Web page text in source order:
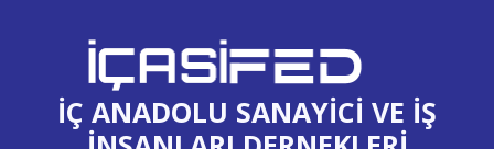
İÇ ANADOLU SANAYICI VE İŞ